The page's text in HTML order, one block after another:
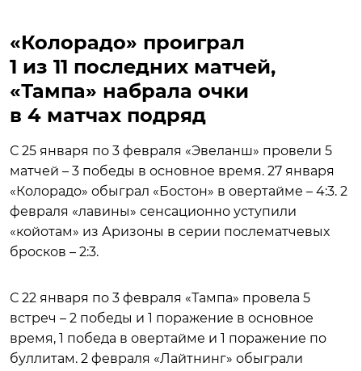
«Колорадо» проиграл
1 из 11 последних матчей,
«Тампа» набрала очки
в 4 матчах подряд
С 25 января по 3 февраля «Эвеланш» провели 5
матчей – 3 победы в основное время. 27 января
«Колорадо» обыграл «Бостон» в овертайме – 4:3. 2
февраля «лавины» сенсационно уступили
«койотам» из Аризоны в серии послематчевых
бросков – 2:3.
С 22 января по 3 февраля «Тампа» провела 5
встреч – 2 победы и 1 поражение в основное
время, 1 победа в овертайме и 1 поражение по
буллитам. 2 февраля «Лайтнинг» обыграли